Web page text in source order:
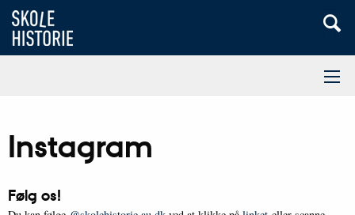
Instagram
Følg os!